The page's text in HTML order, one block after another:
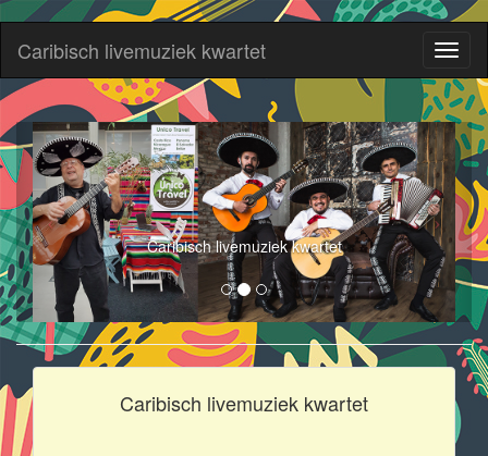
Caribisch livemuziek kwartet
Caribisch livemuziek kwartet
Caribisch livemuziek kwartet